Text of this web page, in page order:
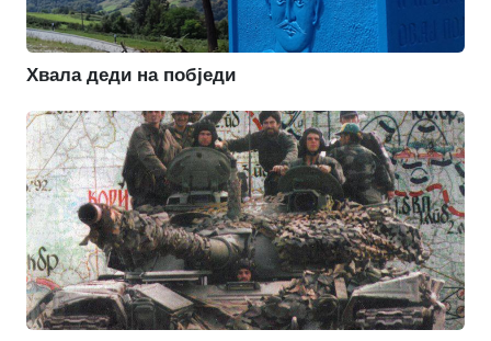
Хвала деди на побједи